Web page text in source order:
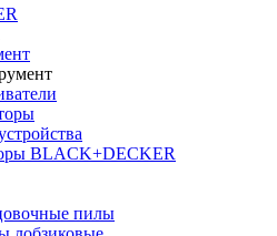
BLACK+DECKER
пилы